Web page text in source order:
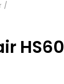
/
HS60